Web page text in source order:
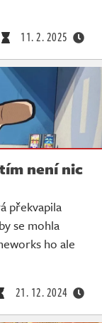
11. 2. 2025
není nic
překvapila
se mohla
ho ale
21. 12. 2024